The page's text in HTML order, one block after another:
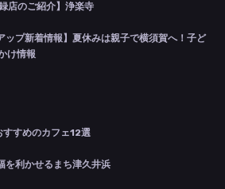
店のご紹介】浄楽寺
ップ新着情報】夏休みは親子で横須賀へ！子ど
け情報
すすめのカフェ12選
を利かせるまち津久井浜